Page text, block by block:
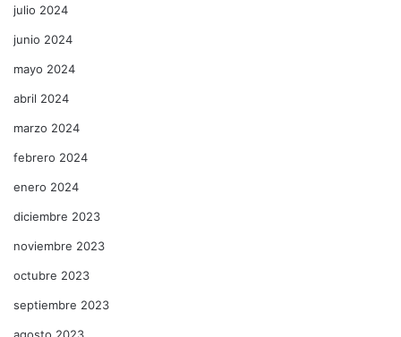
julio 2024
junio 2024
mayo 2024
abril 2024
marzo 2024
febrero 2024
enero 2024
diciembre 2023
noviembre 2023
octubre 2023
septiembre 2023